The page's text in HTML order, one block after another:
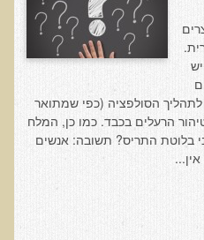
הסולפציה (כפי שמתואר
הרעלים בכבד. כמו כן, המלח
בלוטת התריס? תשובה: אנשים